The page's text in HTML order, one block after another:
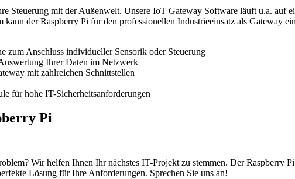
Steuerung mit der Außenwelt. Unsere IoT Gateway Software läuft u.a. auf
der Raspberry Pi für den professionellen Industrieeinsatz als Gateway
zum Anschluss individueller Sensorik oder Steuerung
Ihrer Daten im Netzwerk
mit zahlreichen Schnittstellen
für hohe IT-Sicherheitsanforderungen
Pi
Wir helfen Ihnen Ihr nächstes IT-Projekt zu stemmen. Der
Lösung für Ihre Anforderungen. Sprechen Sie uns an!